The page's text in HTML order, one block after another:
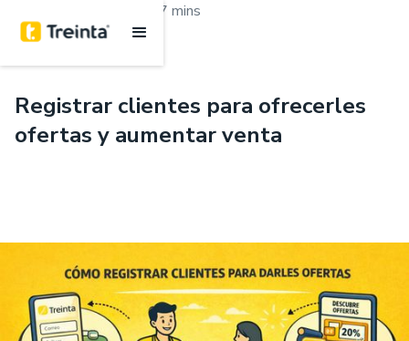
7 mins
Registrar clientes para ofrecerles
ofertas y aumentar venta